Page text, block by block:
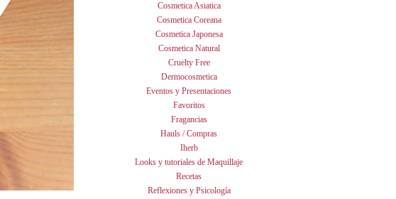
Cosmetica Asiatica
Cosmetica Coreana
Cosmetica Japonesa
Cosmetica Natural
Cruelty Free
Dermocosmetica
Eventos y Presentaciones
Favoritos
Fragancias
Hauls / Compras
Iherb
Looks y tutoriales de Maquillaje
Recetas
Reflexiones y Psicología